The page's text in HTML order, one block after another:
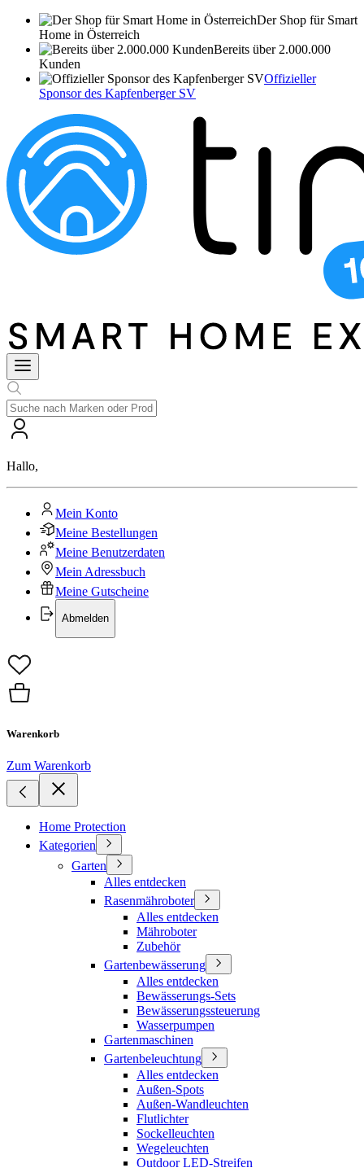
Der Shop für Smart
Home in Österreich
Bereits über 2.000.000
Kunden
Offizieller
Sponsor des Kapfenberger SV
Hallo,
Mein Konto
Meine Bestellungen
Meine Benutzerdaten
Mein Adressbuch
Meine Gutscheine
Abmelden
Warenkorb
Zum Warenkorb
Home Protection
Kategorien
Garten
Alles entdecken
Rasenmähroboter
Alles entdecken
Mähroboter
Zubehör
Gartenbewässerung
Alles entdecken
Bewässerungs-Sets
Bewässerungssteuerung
Wasserpumpen
Gartenmaschinen
Gartenbeleuchtung
Alles entdecken
Außen-Spots
Außen-Wandleuchten
Flutlichter
Sockelleuchten
Wegeleuchten
Outdoor LED-Streifen